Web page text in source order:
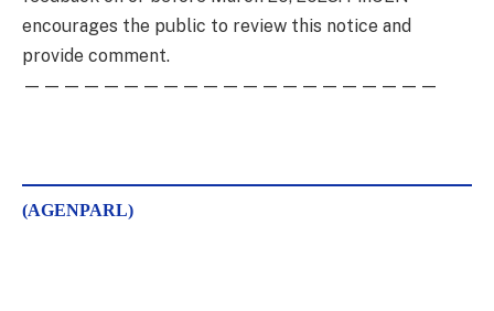
encourages the public to review this notice and
provide comment.
—————————————————————
(AGENPARL)